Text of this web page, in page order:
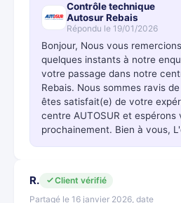
Contrôle technique
Autosur Rebais
Répondu le 19/01/2026
Bonjour, Nous vous
quelques instants à notre
votre passage dans notre
Rebais. Nous sommes ravis
êtes satisfait(e) de votre
centre AUTOSUR et espérons
prochainement. Bien à vous,
R.
Client vérifié
Partagé le 16 janvier 2026, date